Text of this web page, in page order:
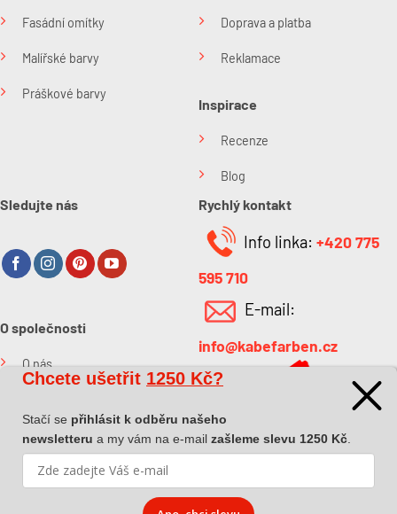
Fasádní omítky
Malířské barvy
Práškové barvy
Doprava a platba
Reklamace
Inspirace
Recenze
Blog
Sledujte nás
O společnosti
O nás
Rychlý kontakt
Info linka: +420 775
595 710
E-mail:
info@kabefarben.cz
Chcete ušetřit 1250 Kč?
Stačí se přihlásit k odběru našeho
newsletteru a my vám na e-mail zašleme slevu 1250 Kč